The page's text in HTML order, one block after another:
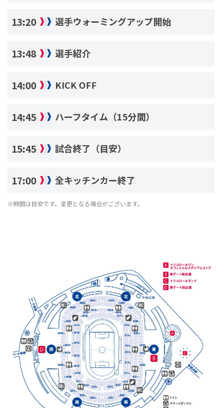
13:20 選手ウォーミングアップ開始
13:48 選手紹介
14:00 KICK OFF
14:45 ハーフタイム（15分間）
15:45 試合終了（目安）
17:00 全キッチンカー終了
※時間は目安です。変更となる場合がございます。